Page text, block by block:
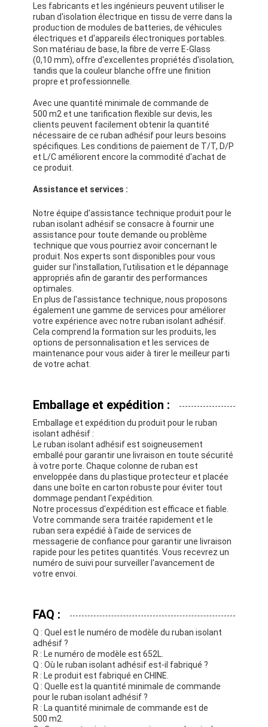
Les fabricants et les ingénieurs peuvent utiliser le
ruban d'isolation électrique en tissu de verre dans la
production de modules de batteries, de véhicules
électriques et d'appareils électroniques portables.
Son matériau de base, la fibre de verre E-Glass
(0,10 mm), offre d'excellentes propriétés d'isolation,
tandis que la couleur blanche offre une finition
propre et professionnelle.
Avec une quantité minimale de commande de
500 m2 et une tarification flexible sur devis, les
clients peuvent facilement obtenir la quantité
nécessaire de ce ruban adhésif pour leurs besoins
spécifiques. Les conditions de paiement de T/T, D/P
et L/C améliorent encore la commodité d'achat de
ce produit.
Assistance et services :
Notre équipe d'assistance technique produit pour le
ruban isolant adhésif se consacre à fournir une
assistance pour toute demande ou problème
technique que vous pourriez avoir concernant le
produit. Nos experts sont disponibles pour vous
guider sur l'installation, l'utilisation et le dépannage
appropriés afin de garantir des performances
optimales.
En plus de l'assistance technique, nous proposons
également une gamme de services pour améliorer
votre expérience avec notre ruban isolant adhésif.
Cela comprend la formation sur les produits, les
options de personnalisation et les services de
maintenance pour vous aider à tirer le meilleur parti
de votre achat.
Emballage et expédition :
Emballage et expédition du produit pour le ruban
isolant adhésif :
Le ruban isolant adhésif est soigneusement
emballé pour garantir une livraison en toute sécurité
à votre porte. Chaque colonne de ruban est
enveloppée dans du plastique protecteur et placée
dans une boîte en carton robuste pour éviter tout
dommage pendant l'expédition.
Notre processus d'expédition est efficace et fiable.
Votre commande sera traitée rapidement et le
ruban sera expédié à l'aide de services de
messagerie de confiance pour garantir une livraison
rapide pour les petites quantités. Vous recevrez un
numéro de suivi pour surveiller l'avancement de
votre envoi.
FAQ :
Q : Quel est le numéro de modèle du ruban isolant
adhésif ?
R : Le numéro de modèle est 652L.
Q : Où le ruban isolant adhésif est-il fabriqué ?
R : Le produit est fabriqué en CHINE.
Q : Quelle est la quantité minimale de commande
pour le ruban isolant adhésif ?
R : La quantité minimale de commande est de
500 m2.